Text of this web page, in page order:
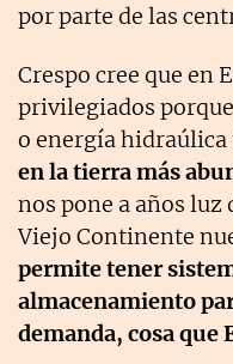
por parte de las
Crespo cree que en
privilegiados
o energía hidraúlica
en la tierra más
nos pone a años luz
Viejo Continente
permite tener
almacenamiento
demanda, cosa que